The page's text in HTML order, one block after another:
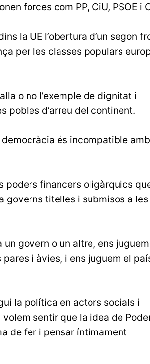
forces com PP, CiU, PSOE i
la UE l’obertura d’un segon
per les classes populars
o no l’exemple de dignitat i
pobles d’arreu del continent.
és incompatible
poders financers oligàrquics
governs titelles i submisos a les
un govern o un altre, ens
i àvies, i ens juguem el
la política en actors socials i
sentir que la idea de
de fer i pensar íntimament